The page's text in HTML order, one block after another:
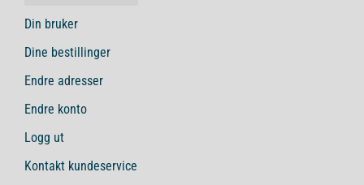
Din bruker
Dine bestillinger
Endre adresser
Endre konto
Logg ut
Kontakt kundeservice